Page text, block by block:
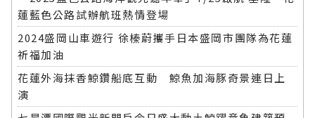
蓮藍色公路試辦航班熱情登場
2024盛岡山車遊行 徐榛蔚攜手日本盛岡市團隊為花蓮
祈福加油
花蓮外海抹香鯨鑽船底互動 鯨魚加海豚奇景連日上
演